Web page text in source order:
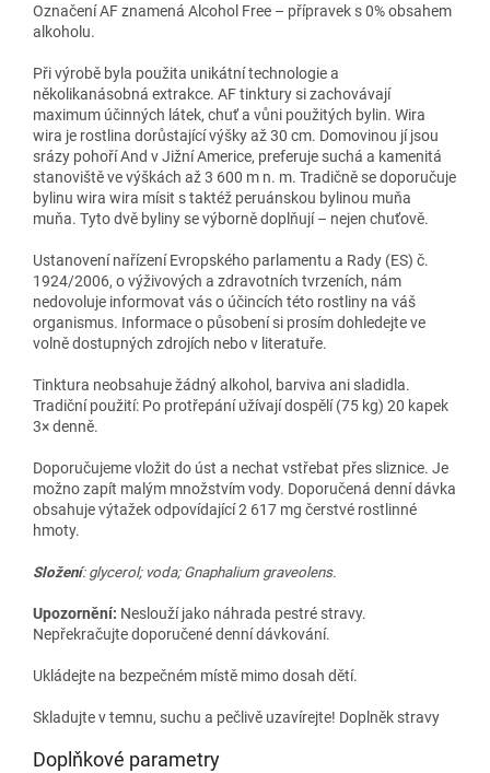
Označení AF znamená Alcohol Free – přípravek s 0% obsahem
alkoholu.
Při výrobě byla použita unikátní technologie a
několikanásobná extrakce. AF tinktury si zachovávají
maximum účinných látek, chuť a vůni použitých bylin. Wira
wira je rostlina dorůstající výšky až 30 cm. Domovinou jí jsou
srázy pohoří And v Jižní Americe, preferuje suchá a kamenitá
stanoviště ve výškách až 3 600 m n. m. Tradičně se doporučuje
bylinu wira wira mísit s taktéž peruánskou bylinou muňa
muňa. Tyto dvě byliny se výborně doplňují – nejen chuťově.
Ustanovení nařízení Evropského parlamentu a Rady (ES) č.
1924/2006, o výživových a zdravotních tvrzeních, nám
nedovoluje informovat vás o účincích této rostliny na váš
organismus. Informace o působení si prosím dohledejte ve
volně dostupných zdrojích nebo v literatuře.
Tinktura neobsahuje žádný alkohol, barviva ani sladidla.
Tradiční použití: Po protřepání užívají dospělí (75 kg) 20 kapek
3× denně.
Doporučujeme vložit do úst a nechat vstřebat přes sliznice. Je
možno zapít malým množstvím vody. Doporučená denní dávka
obsahuje výtažek odpovídající 2 617 mg čerstvé rostlinné
hmoty.
Složení: glycerol; voda; Gnaphalium graveolens.
Upozornění: Neslouží jako náhrada pestré stravy.
Nepřekračujte doporučené denní dávkování.
Ukládejte na bezpečném místě mimo dosah dětí.
Skladujte v temnu, suchu a pečlivě uzavírejte! Doplněk stravy
Doplňkové parametry